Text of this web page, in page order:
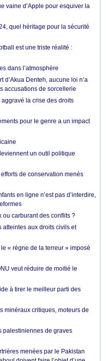
vaine d’Apple pour esquiver la
quel héritage pour la sécurité
est une triste réalité :
dans l’atmosphère
d’Akua Denteh, aucune loi n’a
accusations de sorcellerie
la crise des droits
pour le genre a un impact
un outil politique
de conservation menés
en ligne n’est pas d’interdire,
ou carburant des conflits ?
atteintes aux droits civils et
« règne de la terreur » imposé
veut réduire de moitié le
à tirer le meilleur parti des
minéraux critiques, moteurs de
palestiniennes de graves
menées par le Pakistan